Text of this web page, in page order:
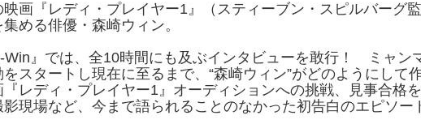
画『レディ・プレイヤー1』（スティーブン・スピルバーグ
める俳優・森崎ウィン。
Win』では、全10時間にも及ぶインタビューを敢行！ ミャン
スタートし現在に至るまで、“森崎ウィン”がどのようにして
レディ・プレイヤー1』オーディションへの挑戦、見事合格
現場など、今まで語られることのなかった初告白のエピソー